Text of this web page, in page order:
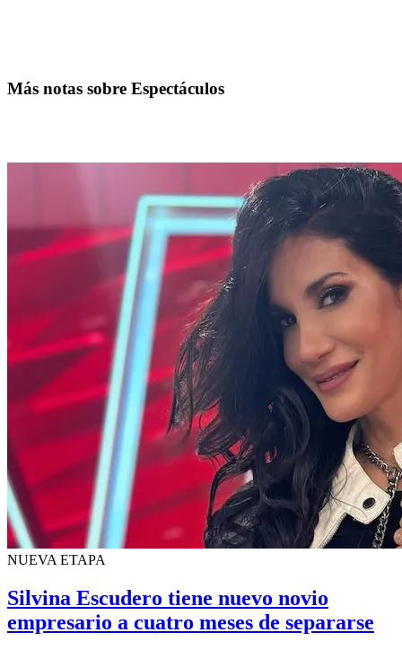
Más notas sobre Espectáculos
NUEVA ETAPA
Silvina Escudero tiene nuevo novio
empresario a cuatro meses de separarse